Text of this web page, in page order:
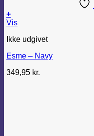
+
Vis
Ikke udgivet
Esme – Navy
349,95 kr.